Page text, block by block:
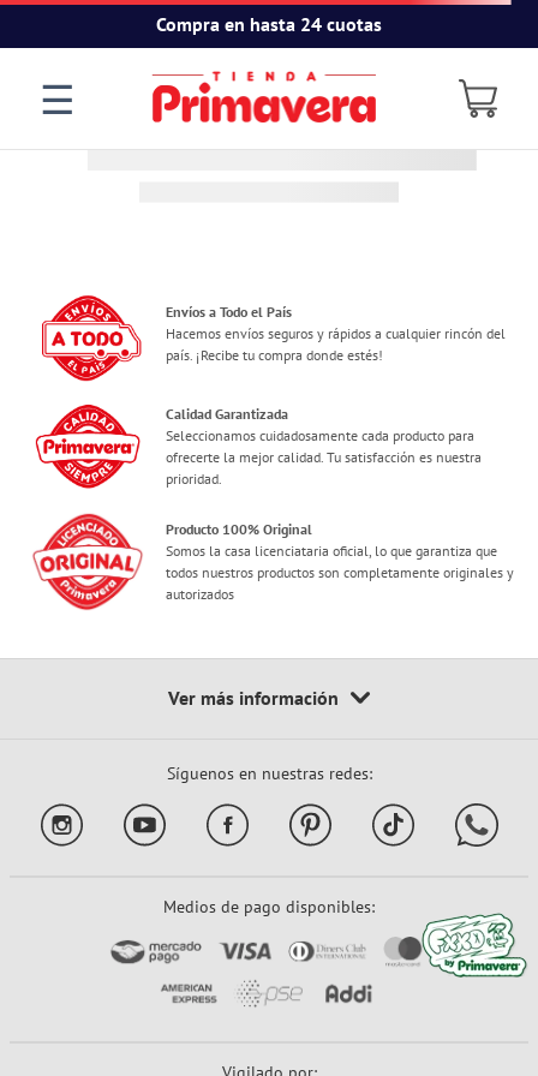
Compra en hasta 24 cuotas
☰
Envíos a Todo el País
Hacemos envíos seguros y rápidos a cualquier rincón del
país. ¡Recibe tu compra donde estés!
Calidad Garantizada
Seleccionamos cuidadosamente cada producto para
ofrecerte la mejor calidad. Tu satisfacción es nuestra
prioridad.
Producto 100% Original
Somos la casa licenciataria oficial, lo que garantiza que
todos nuestros productos son completamente originales y
autorizados
Síguenos en nuestras redes:
Medios de pago disponibles: